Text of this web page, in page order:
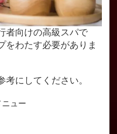
者向けの高級スパで
をわたす必要がありま
考にしてください。
ュー